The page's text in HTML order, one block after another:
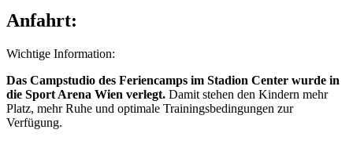
Anfahrt:
Wichtige Information:
Das Campstudio des Feriencamps im Stadion Center wurde in
die Sport Arena Wien verlegt. Damit stehen den Kindern mehr
Platz, mehr Ruhe und optimale Trainingsbedingungen zur
Verfügung.